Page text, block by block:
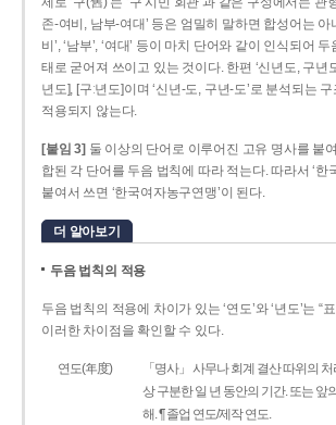
존­-여비, 남부-­여대’ 등은 엄밀히 말하면 합성어는 아
비’, ‘남부’, ‘여대’ 등이 마치 단어와 같이 인식되어
태로 굳어져 쓰이고 있는 것이다. 한편 ‘신년도, 구년
년도], [구ː년도]이며 ‘신년­-도, 구년-­도’로 분석되는
적용되지 않는다.
[붙임 3] 둘 이상의 단어로 이루어진 고유 명사를 붙
합된 각 단어를 두음 법칙에 따라 적는다. 따라서 ‘한
붙여서 쓰면 ‘한국여자농구연맹’이 된다.
더 알아보기
두음 법칙의 적용
두음 법칙의 적용에 차이가 있는 ‘연도’와 ‘년도’는 “
이러한 차이점을 확인할 수 있다.
연도(年度)
「명사」 사무나 회계 결산 따위의
상 구분한 일 년 동안의 기간. 또는 앞
해. ¶ 졸업 연도/제작 연도.